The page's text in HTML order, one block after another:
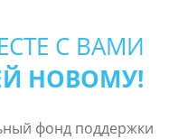
С ВАМИ
НОВОМУ!
фонд поддержки